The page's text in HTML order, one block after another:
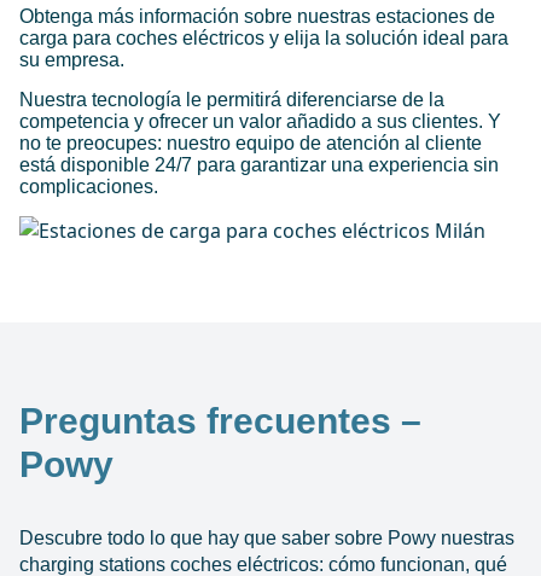
Obtenga más información sobre nuestras estaciones de
carga para coches eléctricos y elija la solución ideal para
su empresa.
Nuestra tecnología le permitirá diferenciarse de la
competencia y ofrecer un valor añadido a sus clientes. Y
no te preocupes: nuestro equipo de atención al cliente
está disponible 24/7 para garantizar una experiencia sin
complicaciones.
Preguntas frecuentes –
Powy
Descubre todo lo que hay que saber sobre Powy nuestras
charging stations coches eléctricos: cómo funcionan, qué